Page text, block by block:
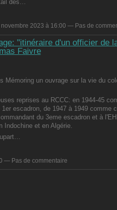
des…
2023 à 16:00 — Pas de
"itinéraire d'un officier de
Faivre
Mémoring un ouvrage sur la vie du
reprises au RCCC: en 1944-45
escadron, de 1947 à 1949 comme
du 3eme escadron et à
et en Algérie.
— Pas de commentaire